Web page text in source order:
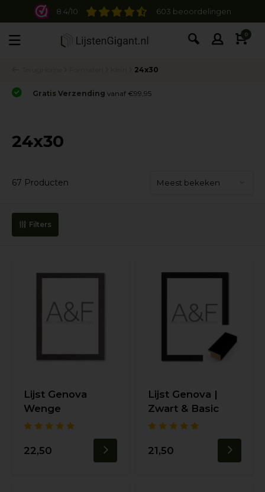
8.4/10 603 beoordelingen
0
24x30
Gratis Verzending vanaf €99,95
24x30
67 Producten
Filters
Lijst Genova
Wenge
22,50
Lijst Genova |
Zwart & Basic
21,50